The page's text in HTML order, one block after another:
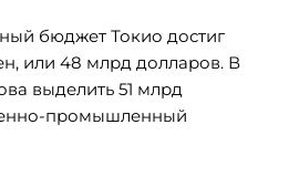
бюджет Токио достиг
или 48 млрд долларов. В
выделить 51 млрд
промышленный